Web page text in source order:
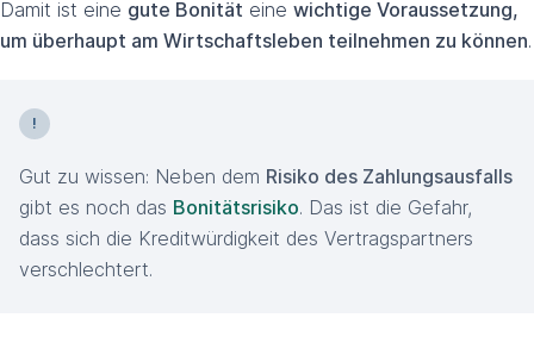
Damit ist eine gute Bonität eine wichtige Voraussetzung,
um überhaupt am Wirtschaftsleben teilnehmen zu können.
Gut zu wissen: Neben dem Risiko des Zahlungsausfalls
gibt es noch das Bonitätsrisiko. Das ist die Gefahr,
dass sich die Kreditwürdigkeit des Vertragspartners
verschlechtert.